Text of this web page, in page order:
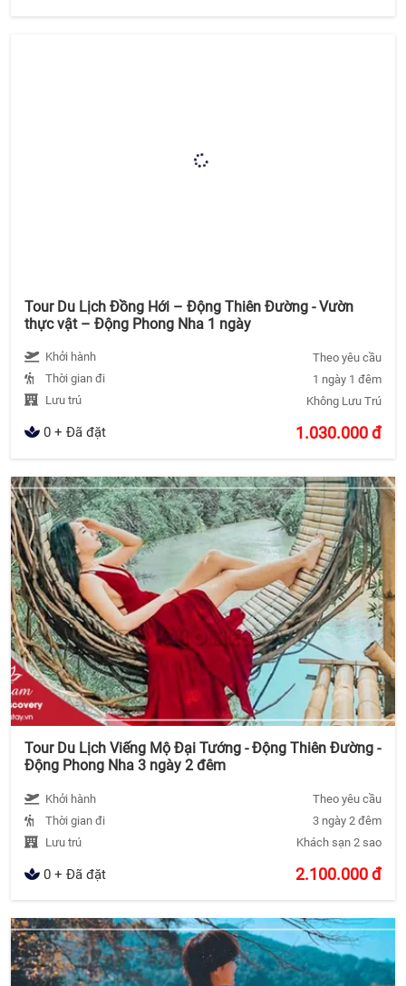
Tour Du Lịch Đồng Hới – Động Thiên Đường - Vườn
thực vật – Động Phong Nha 1 ngày
Khởi hành
Theo yêu cầu
Thời gian đi
1 ngày 1 đêm
Lưu trú
Không Lưu Trú
0 + Đã đặt 1.030.000đ
Tour Du Lịch Viếng Mộ Đại Tướng - Động Thiên Đường -
Động Phong Nha 3 ngày 2 đêm
Khởi hành
Theo yêu cầu
Thời gian đi
3 ngày 2 đêm
Lưu trú
Khách sạn 2 sao
0 + Đã đặt 2.100.000đ